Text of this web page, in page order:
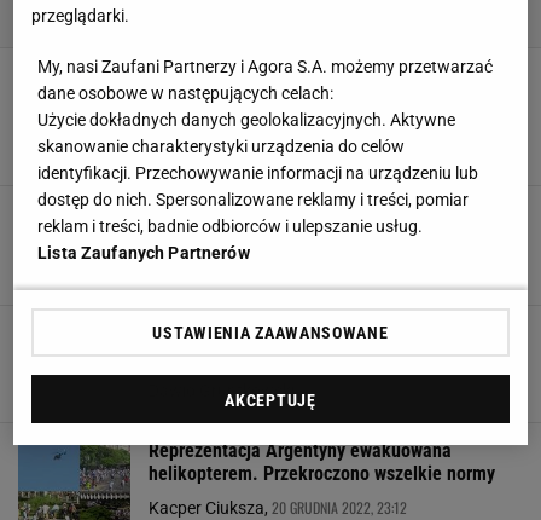
Nowe fakty ws. katastrofy helikoptera
właściciela Leicester City. Ofiary nie zginęły od
razu
Michał Salamucha,6 WRZEŚNIA 2023, 12:22
Katastrofa helikoptera. Minister sportu trafił do
szpitala. Jego doradca zmarł na miejscu
Niebezpieczne obrazki na Tour of Oman.
Helikopter niemal doprowadził do tragedii
Dawid Gruntkowski, 13 LUTEGO 2023, 19:58
Reprezentacja Argentyny ewakuowana
helikopterem. Przekroczono wszelkie normy
Kacper Ciuksza, 20 GRUDNIA 2022, 23:12
przeglądarki.
My, nasi Zaufani Partnerzy i Agora S.A. możemy przetwarzać
dane osobowe w następujących celach:
Użycie dokładnych danych geolokalizacyjnych. Aktywne
skanowanie charakterystyki urządzenia do celów
identyfikacji. Przechowywanie informacji na urządzeniu lub
dostęp do nich. Spersonalizowane reklamy i treści, pomiar
reklam i treści, badnie odbiorców i ulepszanie usług.
Lista Zaufanych Partnerów
USTAWIENIA ZAAWANSOWANE
AKCEPTUJĘ